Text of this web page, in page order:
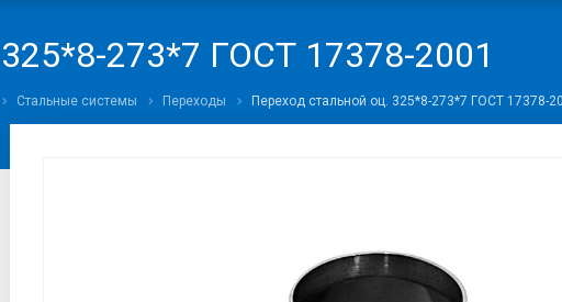
273*7 ГОСТ 17378-2001
Стальные системы Переходы Переход стальной оц. 325*8-273*7 ГОСТ 17378-